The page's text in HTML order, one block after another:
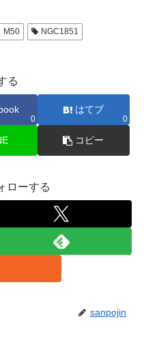
M50
NGC1851
る
0
はてブ
0
コピー
ローする
sanpojin